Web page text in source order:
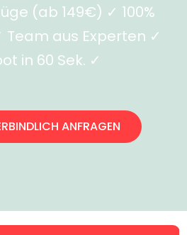
(ab 149€) ✓ 100%
aus Experten ✓
in 60 Sek. ✓
ANFRAGEN